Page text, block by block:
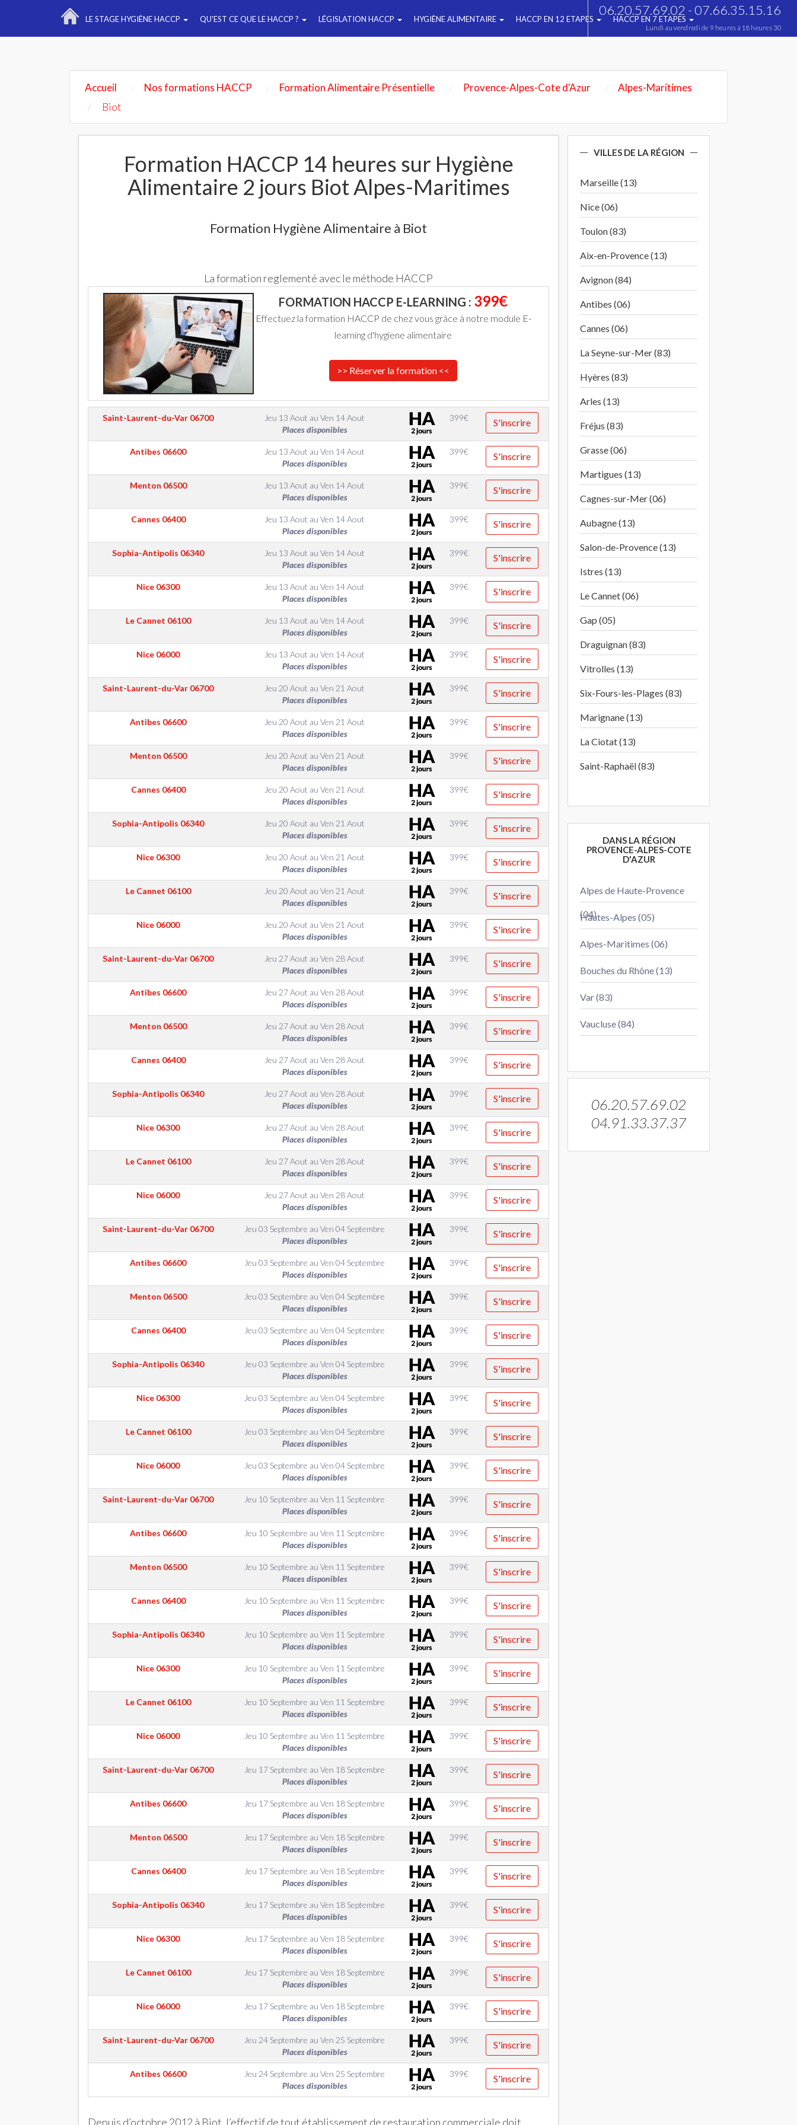
LE STAGE HYGIÈNE HACCP QU'EST CE QUE LE HACCP ? LÉGISLATION HACCP HYGIÈNE ALIMENTAIRE HACCP EN 12 ETAPES HACCP EN 7 ETAPES
06.20.57.69.02 - 07.66.35.15.16
Lundi au vendredi de 9 heures à 18 heures 30
Accueil Nos formations HACCP Formation Alimentaire Présentielle Provence-Alpes-Cote d'Azur
Alpes-Maritimes
Biot
Formation HACCP 14 heures sur Hygiène
Alimentaire 2 jours Biot Alpes-Maritimes
Formation Hygiène Alimentaire à Biot
La formation reglementé avec le méthode HACCP
FORMATION HACCP E-LEARNING : 399€
Effectuez la formation HACCP de chez vous grâce à notre module E-
learning d'hygiene alimentaire
>> Réserver la formation <<
Saint-Laurent-du-Var 06700 Jeu 13 Aout au Ven 14 Aout
Places disponibles
399€ S'inscrire
Antibes 06600 Jeu 13 Aout au Ven 14 Aout
Places disponibles
399€ S'inscrire
Menton 06500 Jeu 13 Aout au Ven 14 Aout
Places disponibles
399€ S'inscrire
Cannes 06400 Jeu 13 Aout au Ven 14 Aout
Places disponibles
399€ S'inscrire
Sophia-Antipolis 06340 Jeu 13 Aout au Ven 14 Aout
Places disponibles
399€ S'inscrire
Nice 06300 Jeu 13 Aout au Ven 14 Aout
Places disponibles
399€ S'inscrire
Le Cannet 06100 Jeu 13 Aout au Ven 14 Aout
Places disponibles
399€ S'inscrire
Nice 06000 Jeu 13 Aout au Ven 14 Aout
Places disponibles
399€ S'inscrire
Saint-Laurent-du-Var 06700 Jeu 20 Aout au Ven 21 Aout
Places disponibles
399€ S'inscrire
Antibes 06600 Jeu 20 Aout au Ven 21 Aout
Places disponibles
399€ S'inscrire
Menton 06500 Jeu 20 Aout au Ven 21 Aout
Places disponibles
399€ S'inscrire
Cannes 06400 Jeu 20 Aout au Ven 21 Aout
Places disponibles
399€ S'inscrire
Sophia-Antipolis 06340 Jeu 20 Aout au Ven 21 Aout
Places disponibles
399€ S'inscrire
Nice 06300 Jeu 20 Aout au Ven 21 Aout
Places disponibles
399€ S'inscrire
Le Cannet 06100 Jeu 20 Aout au Ven 21 Aout
Places disponibles
399€ S'inscrire
Nice 06000 Jeu 20 Aout au Ven 21 Aout
Places disponibles
399€ S'inscrire
Saint-Laurent-du-Var 06700 Jeu 27 Aout au Ven 28 Aout
Places disponibles
399€ S'inscrire
Antibes 06600 Jeu 27 Aout au Ven 28 Aout
Places disponibles
399€ S'inscrire
Menton 06500 Jeu 27 Aout au Ven 28 Aout
Places disponibles
399€ S'inscrire
Cannes 06400 Jeu 27 Aout au Ven 28 Aout
Places disponibles
399€ S'inscrire
Sophia-Antipolis 06340 Jeu 27 Aout au Ven 28 Aout
Places disponibles
399€ S'inscrire
Nice 06300 Jeu 27 Aout au Ven 28 Aout
Places disponibles
399€ S'inscrire
Le Cannet 06100 Jeu 27 Aout au Ven 28 Aout
Places disponibles
399€ S'inscrire
Nice 06000 Jeu 27 Aout au Ven 28 Aout
Places disponibles
399€ S'inscrire
Saint-Laurent-du-Var 06700 Jeu 03 Septembre au Ven 04 Septembre
Places disponibles
399€ S'inscrire
Antibes 06600 Jeu 03 Septembre au Ven 04 Septembre
Places disponibles
399€ S'inscrire
Menton 06500 Jeu 03 Septembre au Ven 04 Septembre
Places disponibles
399€ S'inscrire
Cannes 06400 Jeu 03 Septembre au Ven 04 Septembre
Places disponibles
399€ S'inscrire
Sophia-Antipolis 06340 Jeu 03 Septembre au Ven 04 Septembre
Places disponibles
399€ S'inscrire
Nice 06300 Jeu 03 Septembre au Ven 04 Septembre
Places disponibles
399€ S'inscrire
Le Cannet 06100 Jeu 03 Septembre au Ven 04 Septembre
Places disponibles
399€ S'inscrire
Nice 06000 Jeu 03 Septembre au Ven 04 Septembre
Places disponibles
399€ S'inscrire
Saint-Laurent-du-Var 06700 Jeu 10 Septembre au Ven 11 Septembre
Places disponibles
399€ S'inscrire
Antibes 06600 Jeu 10 Septembre au Ven 11 Septembre
Places disponibles
399€ S'inscrire
Menton 06500 Jeu 10 Septembre au Ven 11 Septembre
Places disponibles
399€ S'inscrire
Cannes 06400 Jeu 10 Septembre au Ven 11 Septembre
Places disponibles
399€ S'inscrire
Sophia-Antipolis 06340 Jeu 10 Septembre au Ven 11 Septembre
Places disponibles
399€ S'inscrire
Nice 06300 Jeu 10 Septembre au Ven 11 Septembre
Places disponibles
399€ S'inscrire
Le Cannet 06100 Jeu 10 Septembre au Ven 11 Septembre
Places disponibles
399€ S'inscrire
Nice 06000 Jeu 10 Septembre au Ven 11 Septembre
Places disponibles
399€ S'inscrire
Saint-Laurent-du-Var 06700 Jeu 17 Septembre au Ven 18 Septembre
Places disponibles
399€ S'inscrire
Antibes 06600 Jeu 17 Septembre au Ven 18 Septembre
Places disponibles
399€ S'inscrire
Menton 06500 Jeu 17 Septembre au Ven 18 Septembre
Places disponibles
399€ S'inscrire
Cannes 06400 Jeu 17 Septembre au Ven 18 Septembre
Places disponibles
399€ S'inscrire
Sophia-Antipolis 06340 Jeu 17 Septembre au Ven 18 Septembre
Places disponibles
399€ S'inscrire
Nice 06300 Jeu 17 Septembre au Ven 18 Septembre
Places disponibles
399€ S'inscrire
Le Cannet 06100 Jeu 17 Septembre au Ven 18 Septembre
Places disponibles
399€ S'inscrire
Nice 06000 Jeu 17 Septembre au Ven 18 Septembre
Places disponibles
399€ S'inscrire
Saint-Laurent-du-Var 06700 Jeu 24 Septembre au Ven 25 Septembre
Places disponibles
399€ S'inscrire
Antibes 06600 Jeu 24 Septembre au Ven 25 Septembre
Places disponibles
399€ S'inscrire
Depuis d’octobre 2012 à Biot, l’effectif de tout établissement de restauration commerciale doit
VILLES DE LA RÉGION
Marseille (13)
Nice (06)
Toulon (83)
Aix-en-Provence (13)
Avignon (84)
Antibes (06)
Cannes (06)
La Seyne-sur-Mer (83)
Hyères (83)
Arles (13)
Fréjus (83)
Grasse (06)
Martigues (13)
Cagnes-sur-Mer (06)
Aubagne (13)
Salon-de-Provence (13)
Istres (13)
Le Cannet (06)
Gap (05)
Draguignan (83)
Vitrolles (13)
Six-Fours-les-Plages (83)
Marignane (13)
La Ciotat (13)
Saint-Raphaël (83)
DANS LA RÉGION
PROVENCE-ALPES-COTE
D'AZUR
Alpes de Haute-Provence
(04)
Hautes-Alpes (05)
Alpes-Maritimes (06)
Bouches du Rhône (13)
Var (83)
Vaucluse (84)
06.20.57.69.02
04.91.33.37.37